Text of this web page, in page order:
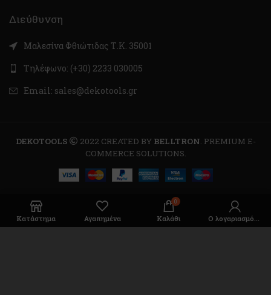
Διεύθυνση
Μαλεσίνα Φθιώτιδας Τ.Κ. 35001
Τηλέφωνο: (+30) 2233 030005
Email: sales@dekotools.gr
DEKOTOOLS 2022 CREATED BY BELLTRON. PREMIUM E-
COMMERCE SOLUTIONS.
Κατάστημα Αγαπημένα
0
Καλάθι Ο λογαριασμός μου